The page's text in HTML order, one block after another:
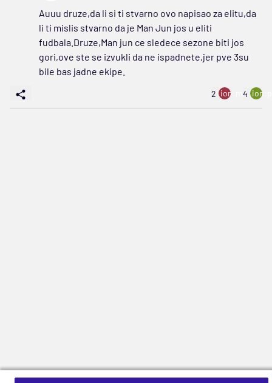
Auuu druze,da li si ti stvarno ovo napisao za elitu,da
li ti mislis stvarno da je Man Jun jos u eliti
fudbala.Druze,Man jun ce sledece sezone biti jos
gori,ove ste se izvukli da ne ispadnete,jer pve 3su
bile bas jadne ekipe.
2 ion:minus
4